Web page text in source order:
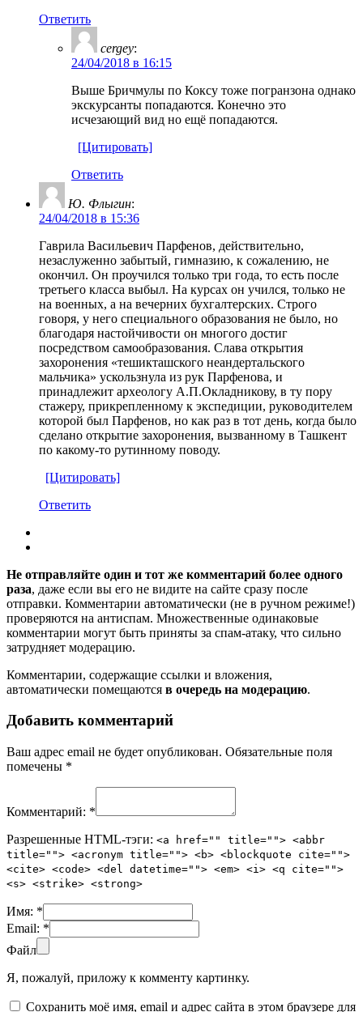
Ответить
cergey:
24/04/2018 в 16:15
Выше Бричмулы по Коксу тоже погранзона однако
экскурсанты попадаются. Конечно это
исчезающий вид но ещё попадаются.
[Цитировать]
Ответить
Ю. Флыгин:
24/04/2018 в 15:36
Гаврила Васильевич Парфенов, действительно,
незаслуженно забытый, гимназию, к сожалению, не
окончил. Он проучился только три года, то есть после
третьего класса выбыл. На курсах он учился, только не
на военных, а на вечерних бухгалтерских. Строго
говоря, у него специального образования не было, но
благодаря настойчивости он многого достиг
посредством самообразования. Слава открытия
захоронения «тешикташского неандертальского
мальчика» ускользнула из рук Парфенова, и
принадлежит археологу А.П.Окладникову, в ту пору
стажеру, прикрепленному к экспедиции, руководителем
которой был Парфенов, но как раз в тот день, когда было
сделано открытие захоронения, вызванному в Ташкент
по какому-то рутинному поводу.
[Цитировать]
Ответить
Не отправляйте один и тот же комментарий более одного
раза, даже если вы его не видите на сайте сразу после
отправки. Комментарии автоматически (не в ручном режиме!)
проверяются на антиспам. Множественные одинаковые
комментарии могут быть приняты за спам-атаку, что сильно
затрудняет модерацию.
Комментарии, содержащие ссылки и вложения,
автоматически помещаются в очередь на модерацию.
Добавить комментарий
Ваш адрес email не будет опубликован. Обязательные поля
помечены *
Комментарий: *
Разрешенные HTML-тэги: <a href="" title=""> <abbr
title=""> <acronym title=""> <b> <blockquote cite="">
<cite> <code> <del datetime=""> <em> <i> <q cite="">
<s> <strike> <strong>
Имя: *
Email: *
Файл
Я, пожалуй, приложу к комменту картинку.
Сохранить моё имя, email и адрес сайта в этом браузере для